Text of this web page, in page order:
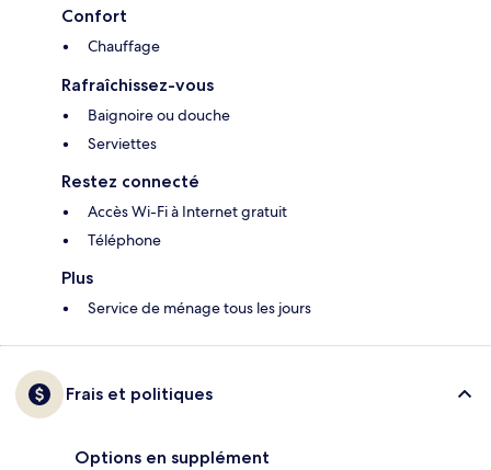
Confort
Chauffage
Rafraîchissez-vous
Baignoire ou douche
Serviettes
Restez connecté
Accès Wi-Fi à Internet gratuit
Téléphone
Plus
Service de ménage tous les jours
Frais et politiques
Options en supplément